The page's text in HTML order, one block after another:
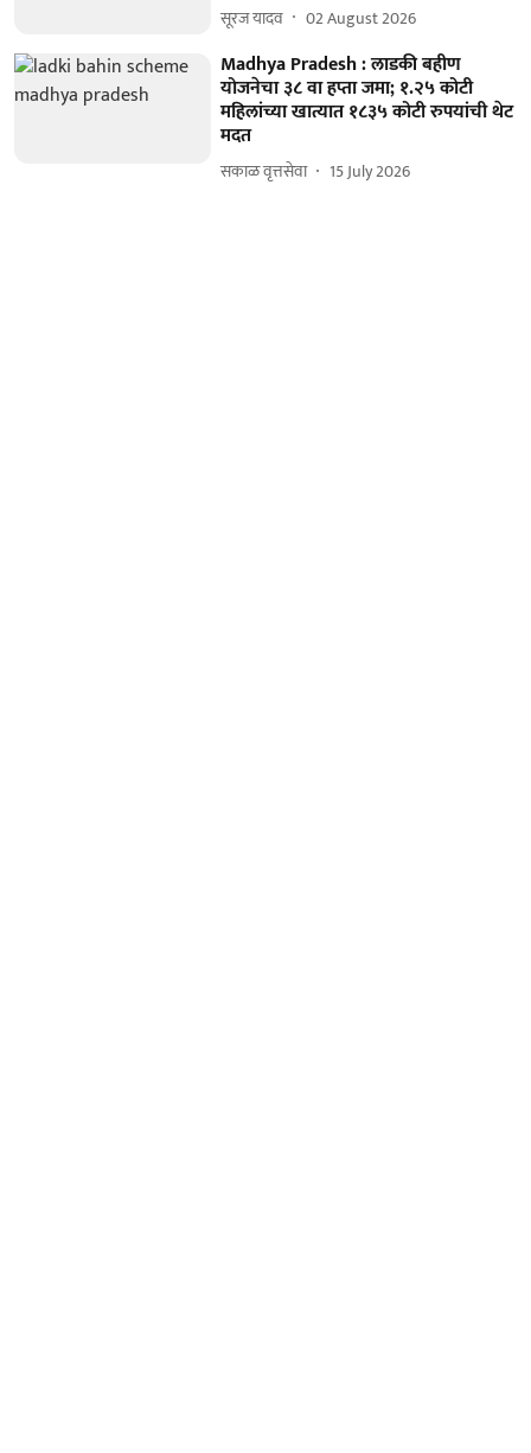
सूरज यादव 02 August 2026
Madhya Pradesh : लाडकी बहीण
योजनेचा ३८ वा हप्ता जमा; १.२५ कोटी
महिलांच्या खात्यात १८३५ कोटी रुपयांची थेट
मदत
सकाळ वृत्तसेवा 15 July 2026